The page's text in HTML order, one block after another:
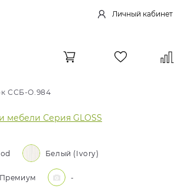
Личный кабинет
ССБ-О.984
мебели Серия GLOSS
Белый (Ivory)
-